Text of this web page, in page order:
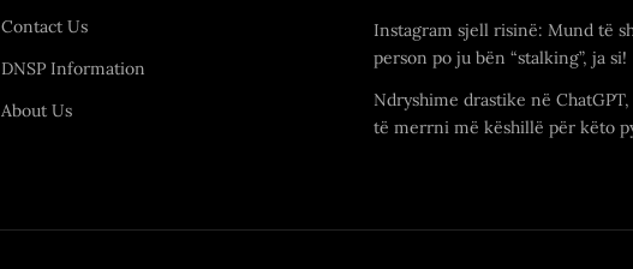
Contact Us
DNSP Information
About Us
Instagram sjell risinë: Mund të
person po ju bën “stalking”, ja si!
Ndryshime drastike në
të merrni më këshillë për këto